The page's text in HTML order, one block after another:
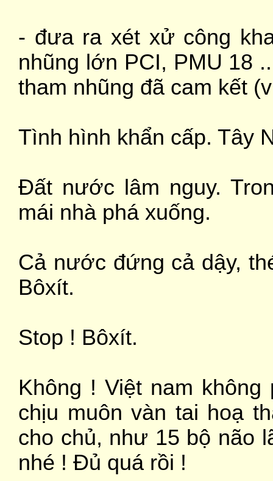
- đưa ra xét xử công
nhũng lớn PCI, PMU 18
tham nhũng đã cam kết
Tình hình khẩn cấp. Tây
Đất nước lâm nguy.
mái nhà phá xuống.
Cả nước đứng cả dậy,
Bôxít.
Stop ! Bôxít.
Không ! Việt nam
chịu muôn vàn tai hoạ
cho chủ, như 15 bộ não
nhé ! Đủ quá rồi !